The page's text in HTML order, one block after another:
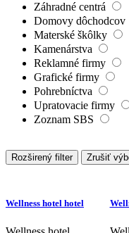
Záhradné centrá
Domovy dôchodcov
Materské škôlky
Kamenárstva
Reklamné firmy
Grafické firmy
Pohrebníctva
Upratovacie firmy
Zoznam SBS
Rozširený filter Zrušiť
Wellness hotel hotel